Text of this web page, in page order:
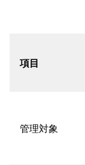
項目
管理対象